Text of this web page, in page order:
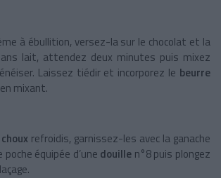
à ébullition, versez-la sur le chocolat et la
lait, attendez deux minutes puis mixez
Laissez tiédir et incorporez le beurre
mixant.
choux refroidis, garnissez-les avec la ganache
poche équipée d’une douille n°8 puis plongez